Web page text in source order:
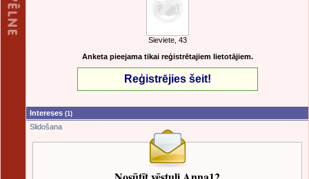
Sieviete, 43
Anketa pieejama tikai reģistrētajiem lietotājiem.
Reģistrējies šeit!
Intereses (1)
Slidošana